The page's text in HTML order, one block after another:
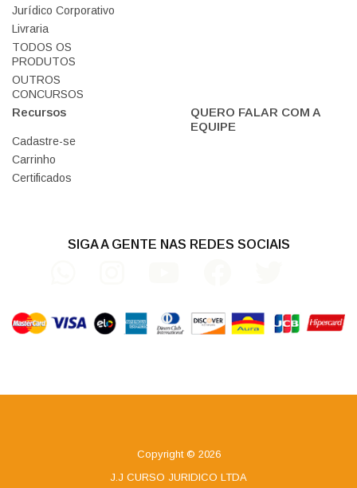
Jurídico Corporativo
Livraria
TODOS OS
PRODUTOS
OUTROS
CONCURSOS
Recursos
Cadastre-se
Carrinho
Certificados
QUERO FALAR COM A
EQUIPE
SIGA A GENTE NAS REDES SOCIAIS
Copyright © 2026
J.J CURSO JURIDICO LTDA